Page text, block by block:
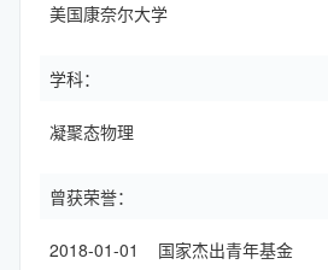
美国康奈尔大学
学科：
凝聚态物理
曾获荣誉：
2018-01-01 国家杰出青年基金